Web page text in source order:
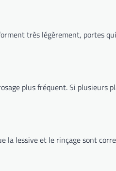
très légèrement, portes
plus fréquent. Si plusieurs
lessive et le rinçage sont